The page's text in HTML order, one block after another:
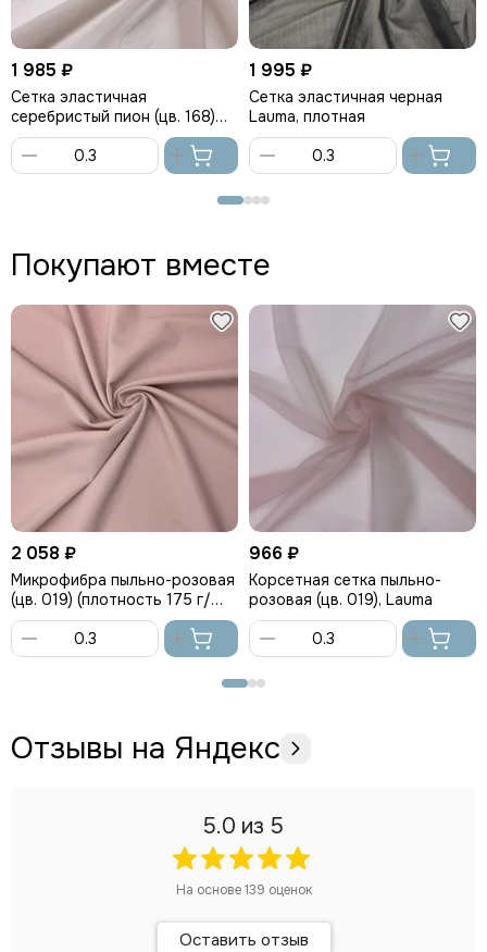
1 985 ₽
Сетка эластичная
серебристый пион (цв. 168)
Lauma, плотная
корзину
1 995 ₽
Сетка эластичная черная
Lauma, плотная
Покупают вместе
2 058 ₽
Микрофибра пыльно-розовая
(цв. 019) (плотность 175 г/
м2), Lauma
корзину
966 ₽
Корсетная cетка пыльно-
розовая (цв. 019), Lauma
Отзывы на Яндекс
5.0 из 5
На основе139 оценок
Оставить отзыв